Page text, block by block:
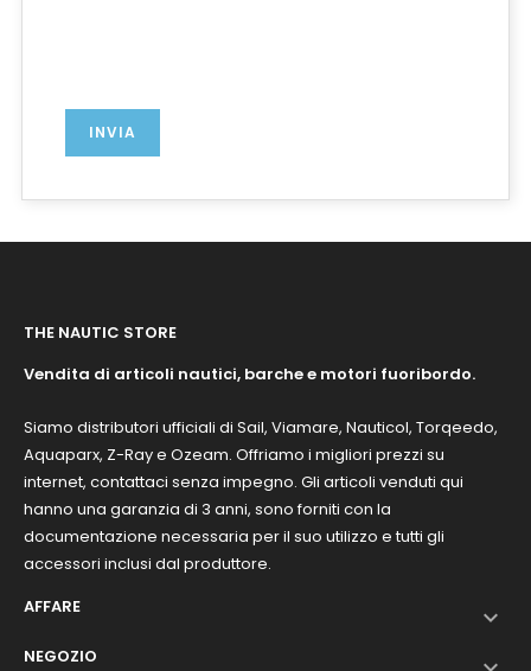
THE NAUTIC STORE
Vendita di articoli nautici, barche e motori fuoribordo.
Siamo distributori ufficiali di Sail, Viamare, Nauticol, Torqeedo,
Aquaparx, Z-Ray e Ozeam. Offriamo i migliori prezzi su
internet, contattaci senza impegno. Gli articoli venduti qui
hanno una garanzia di 3 anni, sono forniti con la
documentazione necessaria per il suo utilizzo e tutti gli
accessori inclusi dal produttore.
AFFARE

NEGOZIO